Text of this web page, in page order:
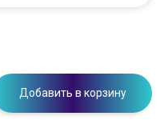
Добавить в корзину